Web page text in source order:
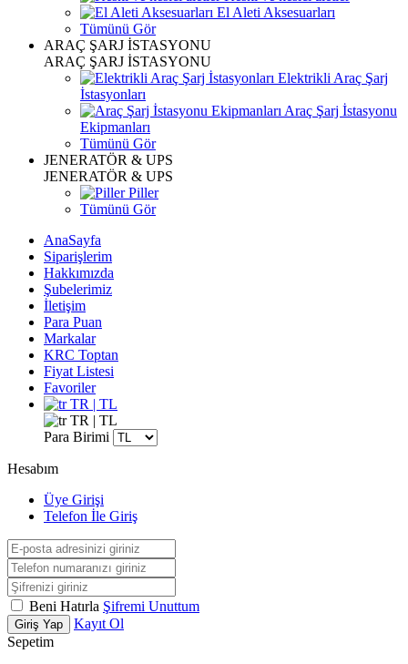
El Aleti Aksesuarları
Tümünü Gör
ARAÇ ŞARJ İSTASYONU
ARAÇ ŞARJ İSTASYONU
Elektrikli Araç Şarj
İstasyonları
Araç Şarj İstasyonu
Ekipmanları
Tümünü Gör
JENERATÖR & UPS
JENERATÖR & UPS
Piller
Tümünü Gör
AnaSayfa
Siparişlerim
Hakkımızda
Şubelerimiz
İletişim
Para Puan
Markalar
KRC Toptan
Fiyat Listesi
Favoriler
TR | TL
TR | TL
Para Birimi
Hesabım
Üye Girişi
Telefon İle Giriş
Beni Hatırla Şifremi Unuttum
Giriş Yap
Kayıt Ol
Sepetim